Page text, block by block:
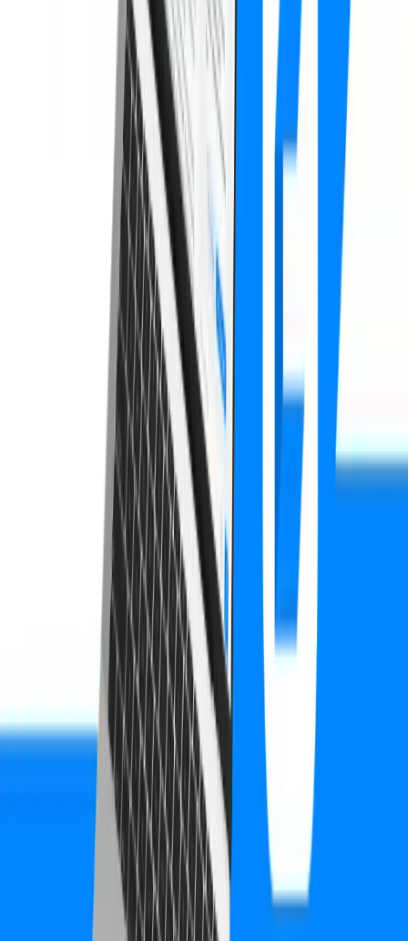
KI-Adoption 2026: Ländervergleich — UAE 64% vs. Deutschland
Während die UAE mit 64% weltweit bei der KI-Adoption führen,
liegt Deutschland bei nur 28%. Wir analysieren die Gründe für diese
Diskrepanz und zeigen, was DACH-Unternehmen von den
Spitzenreitern lernen können.
KI im Marketing: Tools, Strategien & Best Practices 2026
Der ultimative Guide zu KI im Marketing 2026: Von ChatGPT über
Claude bis Midjourney. Strategien für Content, SEO, Ads und
Personalisierung — mit DSGVO-Compliance und konkreten
Shopify vs. WooCommerce: Welcher Shop ist besser?
Shopify oder WooCommerce? Wir vergleichen beide E-Commerce-
Plattformen in 20 Kriterien – von Kosten über SEO bis
Performance. Der ultimative Vergleich für österreichische Online-
Verwandte Leistungen
Mehr über unsere Expertise
IT & Cloud Services
Ähnliche Projekte
AI Virtual Assistants Platform
FinTech Platform
Utility & Mobile Banking
Ellogy.ai - KI-Prozessautomatisierung
Alle Referenzen ansehen